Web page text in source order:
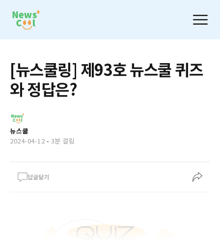
[뉴스쿨링] 제93호 뉴스쿨 퀴즈
와 정답은?
뉴스쿨
2024-04-12 - 3분 걸림
답글달기